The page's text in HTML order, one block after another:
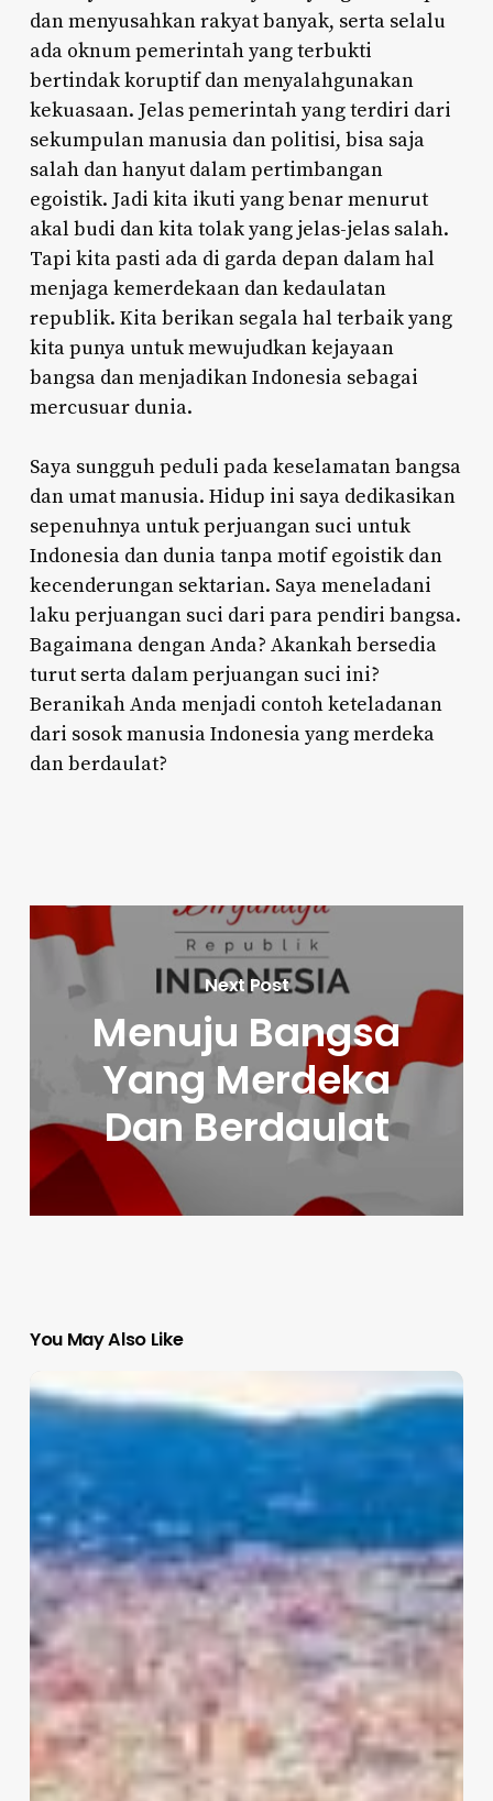
dan menyusahkan rakyat banyak, serta selalu
ada oknum pemerintah yang terbukti
bertindak koruptif dan menyalahgunakan
kekuasaan. Jelas pemerintah yang terdiri dari
sekumpulan manusia dan politisi, bisa saja
salah dan hanyut dalam pertimbangan
egoistik. Jadi kita ikuti yang benar menurut
akal budi dan kita tolak yang jelas-jelas salah.
Tapi kita pasti ada di garda depan dalam hal
menjaga kemerdekaan dan kedaulatan
republik. Kita berikan segala hal terbaik yang
kita punya untuk mewujudkan kejayaan
bangsa dan menjadikan Indonesia sebagai
mercusuar dunia.
Saya sungguh peduli pada keselamatan bangsa
dan umat manusia. Hidup ini saya dedikasikan
sepenuhnya untuk perjuangan suci untuk
Indonesia dan dunia tanpa motif egoistik dan
kecenderungan sektarian. Saya meneladani
laku perjuangan suci dari para pendiri bangsa.
Bagaimana dengan Anda? Akankah bersedia
turut serta dalam perjuangan suci ini?
Beranikah Anda menjadi contoh keteladanan
dari sosok manusia Indonesia yang merdeka
dan berdaulat?
Next Post
Menuju Bangsa
Yang Merdeka
Dan Berdaulat
You May Also Like